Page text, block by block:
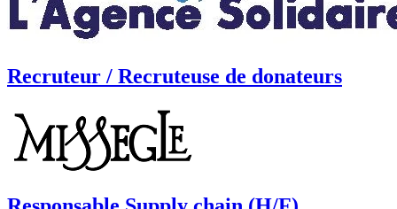
Recruteur / Recruteuse de donateurs